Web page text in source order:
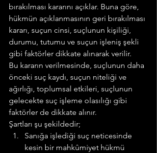
bırakılması kararını açıklar. Buna göre,
hükmün açıklanmasının geri bırakılması
kararı, suçun cinsi, suçlunun kişiliği,
durumu, tutumu ve suçun işleniş şekli
gibi faktörler dikkate alınarak verilir.
Bu kararın verilmesinde, suçlunun daha
önceki suç kaydı, suçun niteliği ve
ağırlığı, toplumsal etkileri, suçlunun
gelecekte suç işleme olasılığı gibi
faktörler de dikkate alınır.
Şartları şu şekildedir;
Sanığa işlediği suç neticesinde
kesin bir mahkûmiyet hükmü